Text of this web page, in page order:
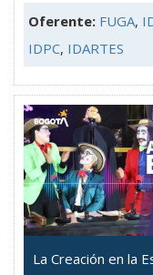
Oferente: FUGA,
IDPC, IDARTES
La Creación en la